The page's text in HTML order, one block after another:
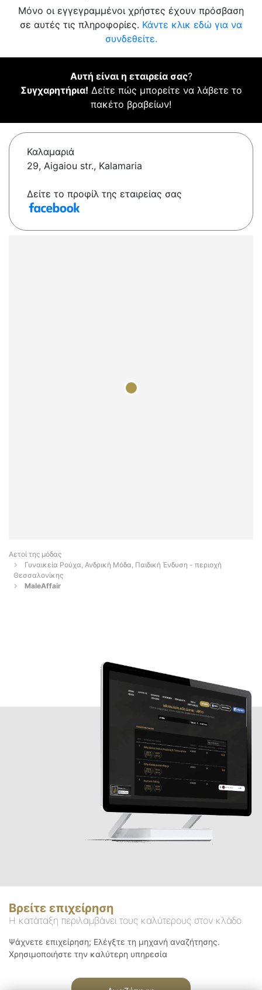
Μόνο οι εγγεγραμμένοι χρήστες έχουν πρόσβαση
σε αυτές τις πληροφορίες. Κάντε κλικ εδώ για να
συνδεθείτε.
Αυτή είναι η εταιρεία σας?
Συγχαρητήρια! Δείτε πώς μπορείτε να λάβετε το
πακέτο βραβείων!
Καλαμαριά
29, Aigaiou str., Kalamaria
Δείτε το προφίλ της εταιρείας σας
Αετοί της μόδας
Γυναικεία Ρούχα, Ανδρική Μόδα, Παιδική Ένδυση - περιοχή
Θεσσαλονίκης
MaleAffair
Βρείτε επιχείρηση
Η κατάταξη περιλαμβάνει τους καλύτερους στον κλάδο
Ψάχνετε επιχείρηση; Ελέγξτε τη μηχανή αναζήτησης.
Χρησιμοποιήστε την καλύτερη υπηρεσία